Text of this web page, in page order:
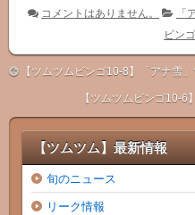
コメントはありません。 「
ビン
【ツムツムビンゴ10-8】「アナ雪
【ツムツムビンゴ10-
【ツムツム】最新情報
旬のニュース
リーク情報